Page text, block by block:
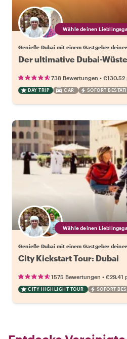
Wähle deinen
Genieße Dubai mit einem Gastgeber
Der ultimative Dubai-
738 Bewertungen • €130.52
DAY TRIP CAR SOFORT
Wähle deinen
Genieße Dubai mit einem Gastgeber
City Kickstart Tour: Dubai
1575 Bewertungen • €29.41
CITY HIGHLIGHT TOUR SOFORT